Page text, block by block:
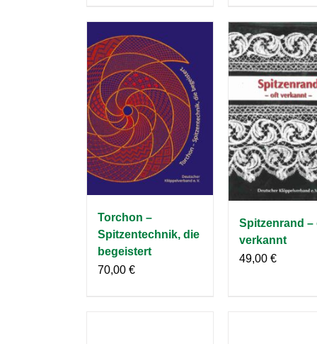
Torchon –
Spitzentechnik, die
begeistert
70,00 €
Spitzenrand –
verkannt
49,00€